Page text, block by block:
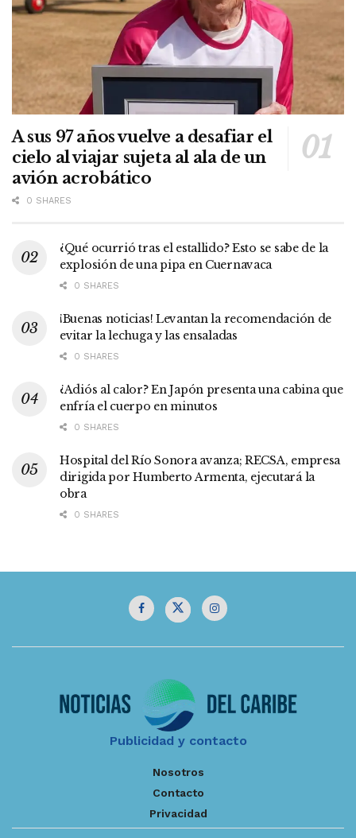
A sus 97 años vuelve a desafiar el
cielo al viajar sujeta al ala de un
avión acrobático
0 SHARES
¿Qué ocurrió tras el estallido? Esto se sabe de la
explosión de una pipa en Cuernavaca
0 SHARES
¡Buenas noticias! Levantan la recomendación de
evitar la lechuga y las ensaladas
0 SHARES
¿Adiós al calor? En Japón presenta una cabina que
enfría el cuerpo en minutos
0 SHARES
Hospital del Río Sonora avanza; RECSA, empresa
dirigida por Humberto Armenta, ejecutará la
obra
0 SHARES
Publicidad y contacto
Nosotros
Contacto
Privacidad